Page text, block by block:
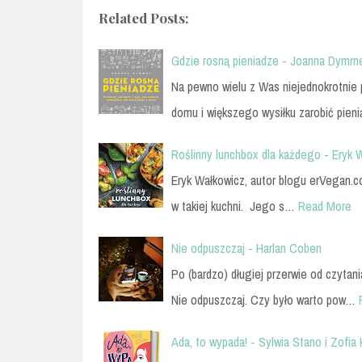
Related Posts:
Gdzie rosną pieniadze - Joanna
Na pewno wielu z Was
domu i większego wysiłku zarobić
Roślinny lunchbox dla każdego - Eryk
Eryk Wałkowicz, autor blogu
w takiej kuchni. Jego s… Read More
Nie odpuszczaj - Harlan Coben
Po (bardzo) długiej przerwie od
Nie odpuszczaj. Czy było warto pow…
Ada, to wypada! - Sylwia Stano i Zofia